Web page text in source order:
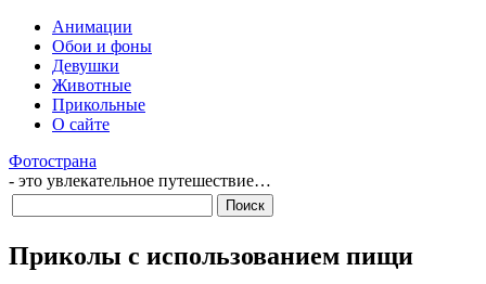
Анимации
Обои и фоны
Девушки
Животные
Прикольные
О сайте
Фотострана
- это увлекательное путешествие…
Приколы с использованием пищи